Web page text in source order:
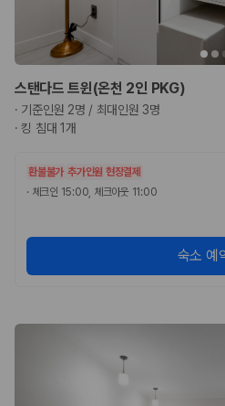
제주렌트카 보험까지 비
니다
동일한 차량이라도 보험 조건에 따라 실
다. 카모아는 제주 렌트카 가격뿐 아니
건을 함께 확인할 수 있도록 돕습니다.
일반자차:사고 발생 시 일정 금액
완전자차:보상 한도 내에서 면책
다.
더 높은 보장 조건을
2000만 고객이 선택한 렌
명
스탠다드 트윈(온천 2인 PKG)
· 기준인원 2명 / 최대인원 3명
·킹 침대 1개
환불불가 추가인원 현장결제
· 체크인 15:00, 체크아웃 11:00
숙소 예